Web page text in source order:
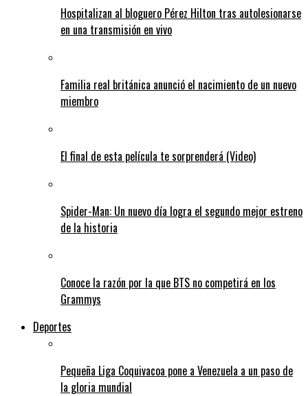
Hospitalizan al bloguero Pérez Hilton tras autolesionarse
en una transmisión en vivo
Familia real británica anunció el nacimiento de un nuevo
miembro
El final de esta película te sorprenderá (Video)
Spider-Man: Un nuevo día logra el segundo mejor estreno
de la historia
Conoce la razón por la que BTS no competirá en los
Grammys
Deportes
Pequeña Liga Coquivacoa pone a Venezuela a un paso de
la gloria mundial